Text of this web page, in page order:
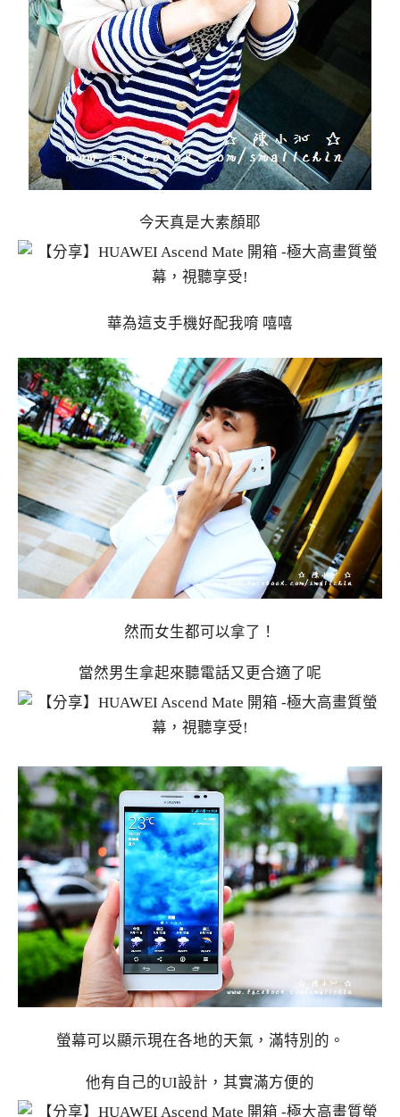
今天真是大素顏耶
華為這支手機好配我唷 嘻嘻
然而女生都可以拿了！
當然男生拿起來聽電話又更合適了呢
螢幕可以顯示現在各地的天氣，滿特別的。
他有自己的UI設計，其實滿方便的